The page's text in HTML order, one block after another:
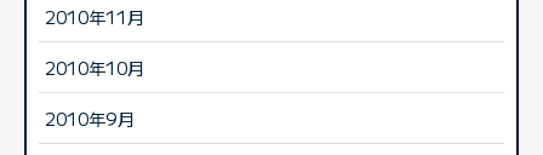
2010年11月
2010年10月
2010年9月